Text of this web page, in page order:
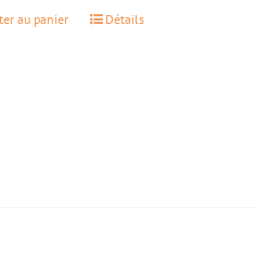
au panier Détails